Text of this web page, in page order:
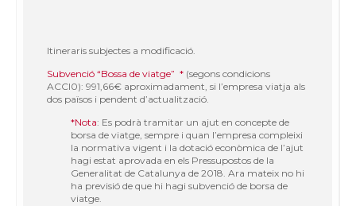
Itineraris subjectes a modificació.
Subvenció “Bossa de viatge” * (segons condicions
ACCI0): 991,66€ aproximadament, si l’empresa viatja als
dos països i pendent d’actualització.
*Nota: Es podrà tramitar un ajut en concepte de
borsa de viatge, sempre i quan l’empresa compleixi
la normativa vigent i la dotació econòmica de l’ajut
hagi estat aprovada en els Pressupostos de la
Generalitat de Catalunya de 2018. Ara mateix no hi
ha previsió de que hi hagi subvenció de borsa de
viatge.